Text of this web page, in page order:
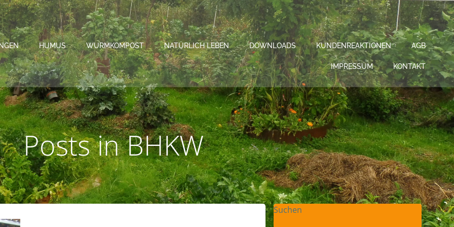
HUMUS WURMKOMPOST NATÜRLICH LEBEN DOWNLOADS KUNDENREAKTIONEN AGB
IMPRESSUM KONTAKT
Posts in BHKW
Suchen